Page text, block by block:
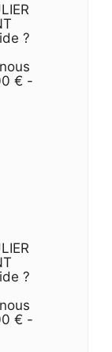
?
€ -
?
€ -